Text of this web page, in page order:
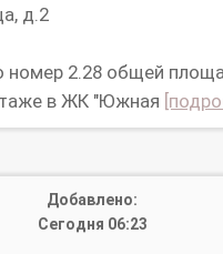
д.2
номер 2.28 общей
в ЖК "Южная
Добавлено:
Сегодня 06:23